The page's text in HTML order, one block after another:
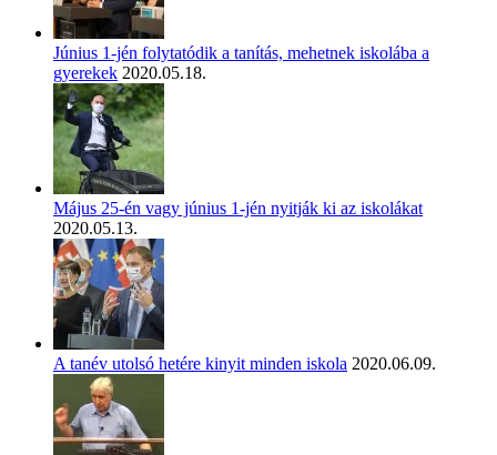
Június 1-jén folytatódik a tanítás, mehetnek iskolába a
gyerekek 2020.05.18.
Május 25-én vagy június 1-jén nyitják ki az iskolákat
2020.05.13.
A tanév utolsó hetére kinyit minden iskola 2020.06.09.